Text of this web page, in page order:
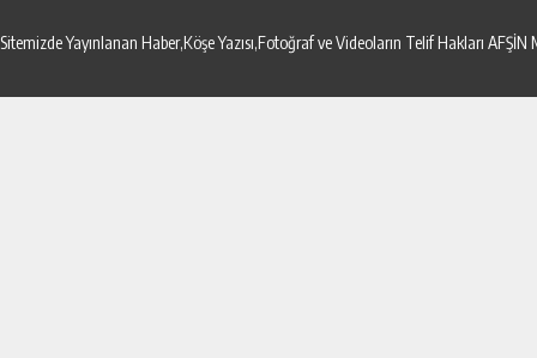
Sitemizde Yayınlanan Haber,Köşe Yazısı,Fotoğraf ve Videoların Telif Hakları